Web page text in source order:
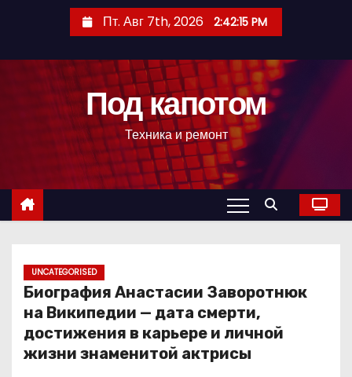
с
Пт. Авг 7th, 2026 2:42:16 PM
Под капотом
Техника и ремонт
UNCATEGORISED
Биография Анастасии Заворотнюк
на Википедии — дата смерти,
достижения в карьере и личной
жизни знаменитой актрисы